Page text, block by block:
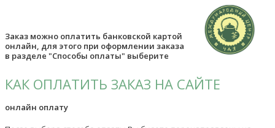
КАК ОПЛАТИТЬ ЗАКАЗ НА САЙТЕ
Заказ можно оплатить банковской картой
онлайн, для этого при оформлении заказа
в разделе "Способы оплаты" выберите
онлайн оплату